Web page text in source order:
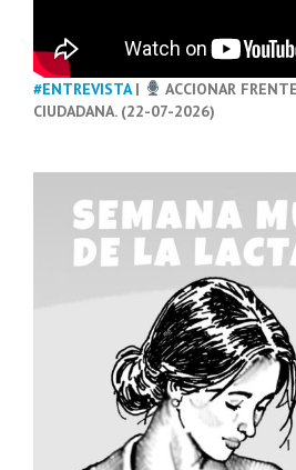
#ENTREVISTA|
ACCIONAR
CIUDADANA. (22-07-2026)